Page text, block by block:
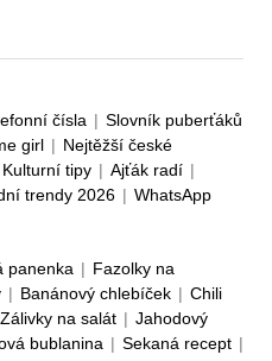
čísla | Slovník puberťáků
girl | Nejtěžší české
Kulturní tipy | Ajťák radí |
trendy 2026 | WhatsApp
panenka | Fazolky na
| Banánový chlebíček | Chili
Zálivky na salát | Jahodový
bublanina | Sekaná recept |